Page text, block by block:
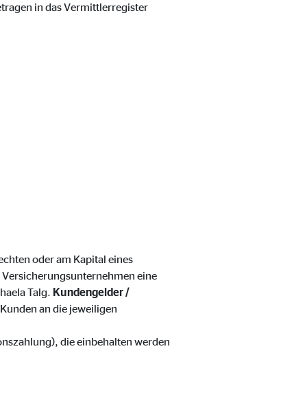
in das Vermittlerregister
oder am Kapital eines
eine
Talg. Kundengelder /
an die jeweiligen
die einbehalten werden
übermittelt, die die